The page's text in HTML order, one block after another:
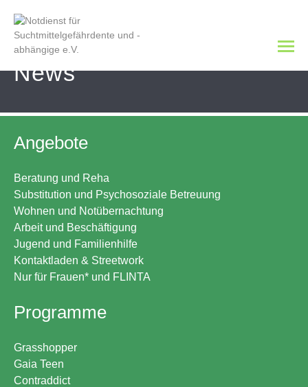
News
Angebote
Beratung und Reha
Substitution und Psychosoziale Betreuung
Wohnen und Notübernachtung
Arbeit und Beschäftigung
Jugend und Familienhilfe
Kontaktladen & Streetwork
Nur für Frauen* und FLINTA
Programme
Grasshopper
Gaia Teen
Contraddict